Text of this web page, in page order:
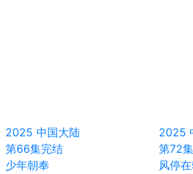
2025 中国大陆
第66集完结
少年朝奉
2025
第72
风停